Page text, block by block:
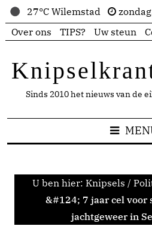
27°C Wilemstad
Over ons
TIPS? Uw steun
Sinds 2010 het nieuws van de
U ben hier: Knipsels /
&#124; 7 jaar cel
jachtgeweer in